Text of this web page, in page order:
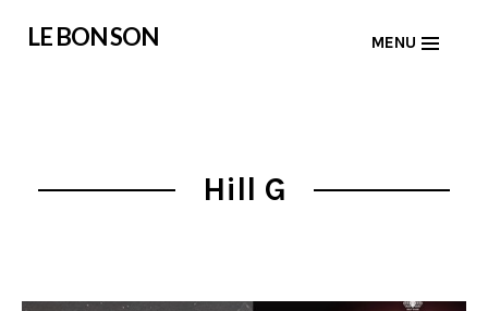
LE BON SON MENU
Hill G